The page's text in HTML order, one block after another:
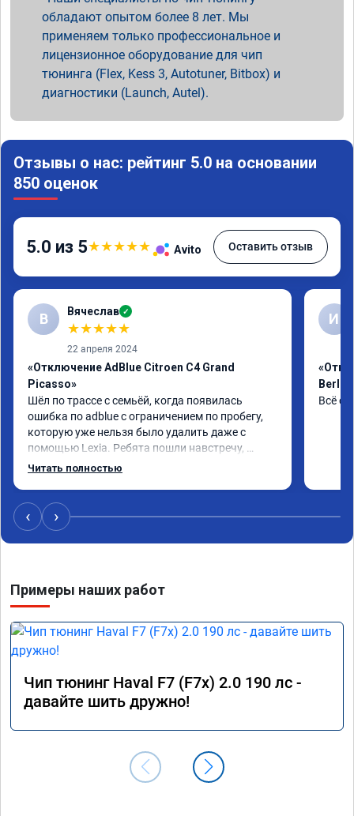
обладают опытом более 8 лет. Мы
применяем только профессиональное и
лицензионное оборудование для чип
тюнинга (Flex, Kess 3, Autotuner, Bitbox) и
диагностики (Launch, Autel).
Отзывы о нас: рейтинг 5.0 на основании
850 оценок
5.0 из 5★★★★★ Avito Оставить отзыв
В Вячеслав ✓
★★★★★
22 апреля 2024
«Отключение AdBlue Citroen C4 Grand
Picasso»
Шёл по трассе с семьёй, когда появилась
ошибка по adblue с ограничением по пробегу,
которую уже нельзя было удалить даже с
помощью Lexia. Ребята пошли навстречу,
оперативно приняли и за час отшили как
Читать полностью
И
Всё
‹ ›
Примеры наших работ
Чип тюнинг Haval F7 (F7x) 2.0 190 лс -
давайте шить дружно!